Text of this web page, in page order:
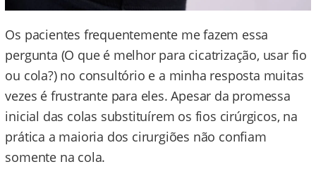
Os pacientes frequentemente me fazem essa
pergunta (O que é melhor para cicatrização, usar fio
ou cola?) no consultório e a minha resposta muitas
vezes é frustrante para eles. Apesar da promessa
inicial das colas substituírem os fios cirúrgicos, na
prática a maioria dos cirurgiões não confiam
somente na cola.